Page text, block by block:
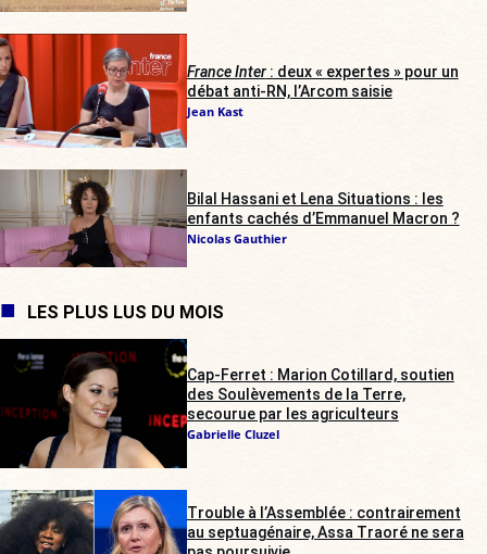
France Inter: deux « expertes » pour un
débat anti-RN, l’Arcom saisie
Jean Kast
Bilal Hassani et Lena Situations : les
enfants cachés d’Emmanuel Macron ?
Nicolas Gauthier
LES PLUS LUS DU MOIS
Cap-Ferret : Marion Cotillard, soutien
des Soulèvements de la Terre,
secourue par les agriculteurs
Gabrielle Cluzel
Trouble à l’Assemblée : contrairement
au septuagénaire, Assa Traoré ne sera